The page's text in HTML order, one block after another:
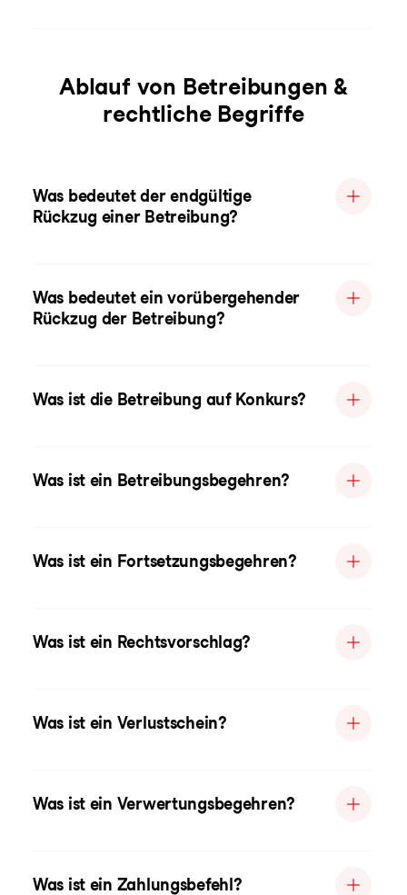
Ablauf von Betreibungen &
rechtliche Begriffe
Was bedeutet der endgültige
Rückzug einer Betreibung?
Was bedeutet ein vorübergehender
Rückzug der Betreibung?
Was ist die Betreibung auf Konkurs?
Was ist ein Betreibungsbegehren?
Was ist ein Fortsetzungsbegehren?
Was ist ein Rechtsvorschlag?
Was ist ein Verlustschein?
Was ist ein Verwertungsbegehren?
Was ist ein Zahlungsbefehl?